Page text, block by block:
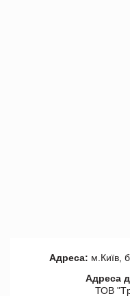
Адреса: м.Київ,
Адреса
ТОВ